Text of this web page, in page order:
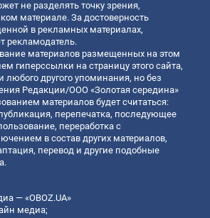
не разделять точку зрения,
материале. За достоверность
в рекламных материалах,
рекламодатель.
материалов размещенных на этом
гиперссылки на страницу этого сайта,
любого другого упоминания, но без
Редакции/ООО «Золотая середина»
материалов будет считаться:
перепечатка, последующее
переработка с
в состав других материалов,
перевод и другие подобные
— «OBOZ.UA»
медиа;